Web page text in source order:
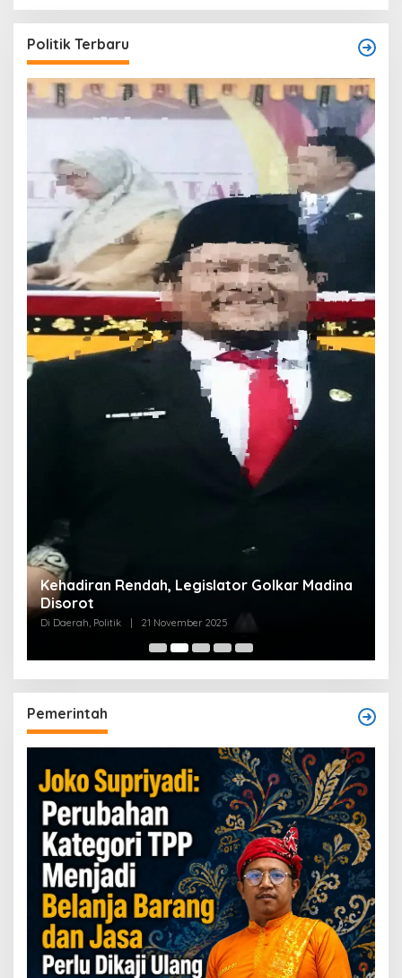
Politik Terbaru
Kehadiran Rendah, Legislator Golkar Madina
Disorot
Di Daerah, Politik 21 November 2025
Pemerintah